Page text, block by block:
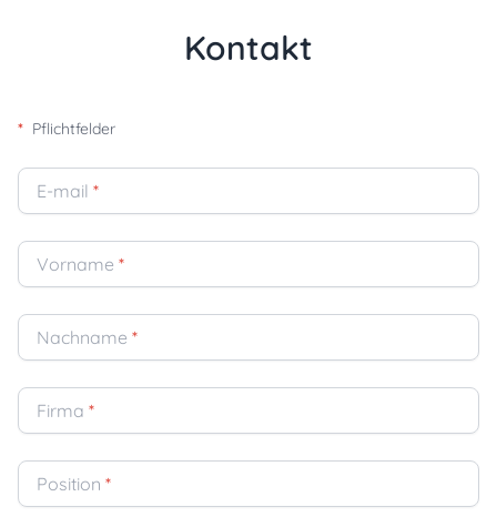
Kontakt
* Pflichtfelder
E-mail *
Vorname *
Nachname *
Firma *
Position *